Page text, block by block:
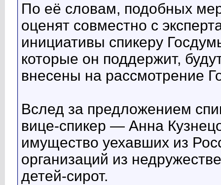
По её словам, подобных
оценят совместно с
инициативы спикеру
которые он поддержит,
внесены на рассмотрение
Вслед за предложением
вице-спикер — Анна
имущество уехавших из
организаций из
детей-сирот.